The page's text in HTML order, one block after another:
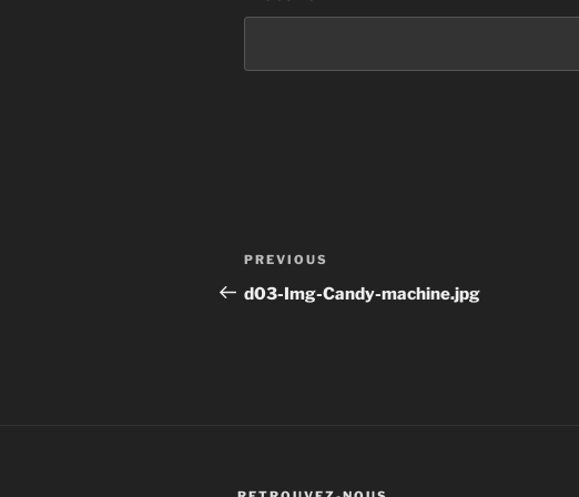
Post
navigation
Previous
Post
PREVIOUS
d03-Img-Candy-machine.jpg